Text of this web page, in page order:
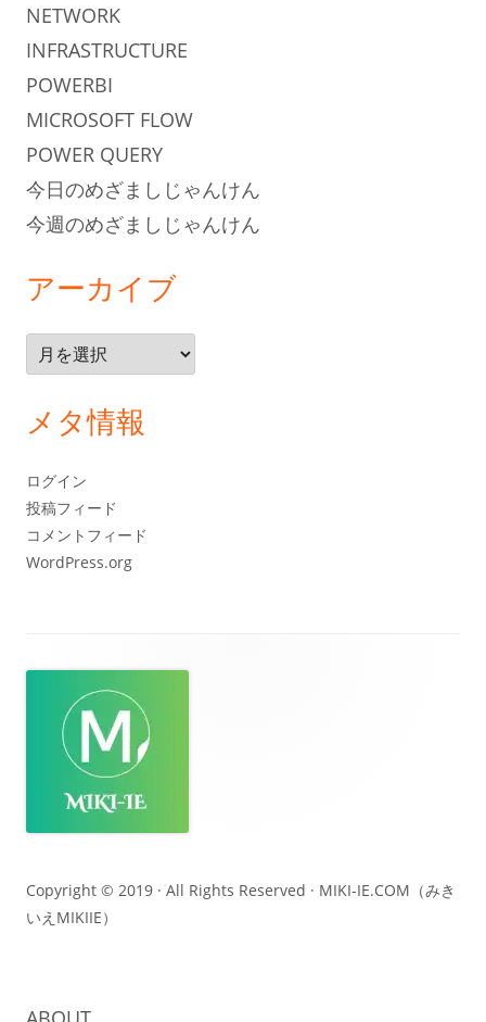
NETWORK
INFRASTRUCTURE
POWERBI
MICROSOFT FLOW
POWER QUERY
今日のめざましじゃんけん
今週のめざましじゃんけん
アーカイブ
ー
イ
メタ情報
ログイン
投稿フィード
コメントフィード
WordPress.org
テ
ン
Copyright © 2019 · All Rights Reserved · MIKI-IE.COM（みき
いえMIKIIE）